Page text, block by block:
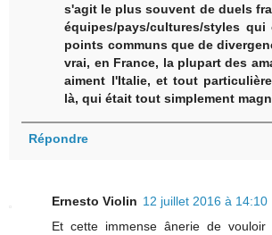
s'agit le plus souvent de duels
équipes/pays/cultures/styles
points communs que de
vrai, en France, la plupart des
aiment l'Italie, et tout
là, qui était tout simplement
Répondre
Ernesto Violin 12 juillet 2016 à 14:10
Et cette immense ânerie de vouloir